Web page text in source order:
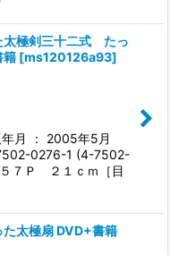
太極剣三十二式 たっ
籍 [ms120126a93]
月 ： 2005年5月
0276-1 (4-7502-
７Ｐ ２１ｃｍ［目
た太極扇 DVD+書籍